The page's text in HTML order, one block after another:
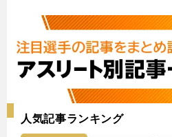
人気記事ランキング